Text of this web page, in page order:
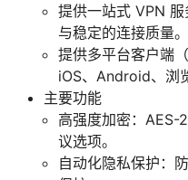
提供一站式 VPN
与稳定的连接质量。
提供多平台客户端
iOS、Android、浏
主要功能
高强度加密：
议选项。
自动化隐私保护：